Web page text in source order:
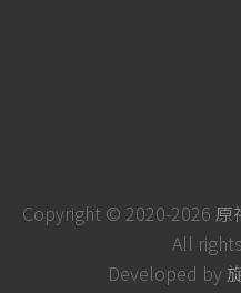
Copyright © 2020-2026 原
All
Developed by